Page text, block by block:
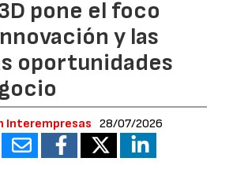
pone el foco
y las
oportunidades
Interempresas 28/07/2026